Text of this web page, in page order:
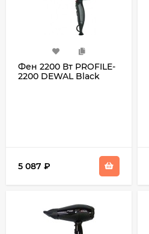
Фен 2200 Вт PROFILE-
2200 DEWAL Black
5 087 ₽